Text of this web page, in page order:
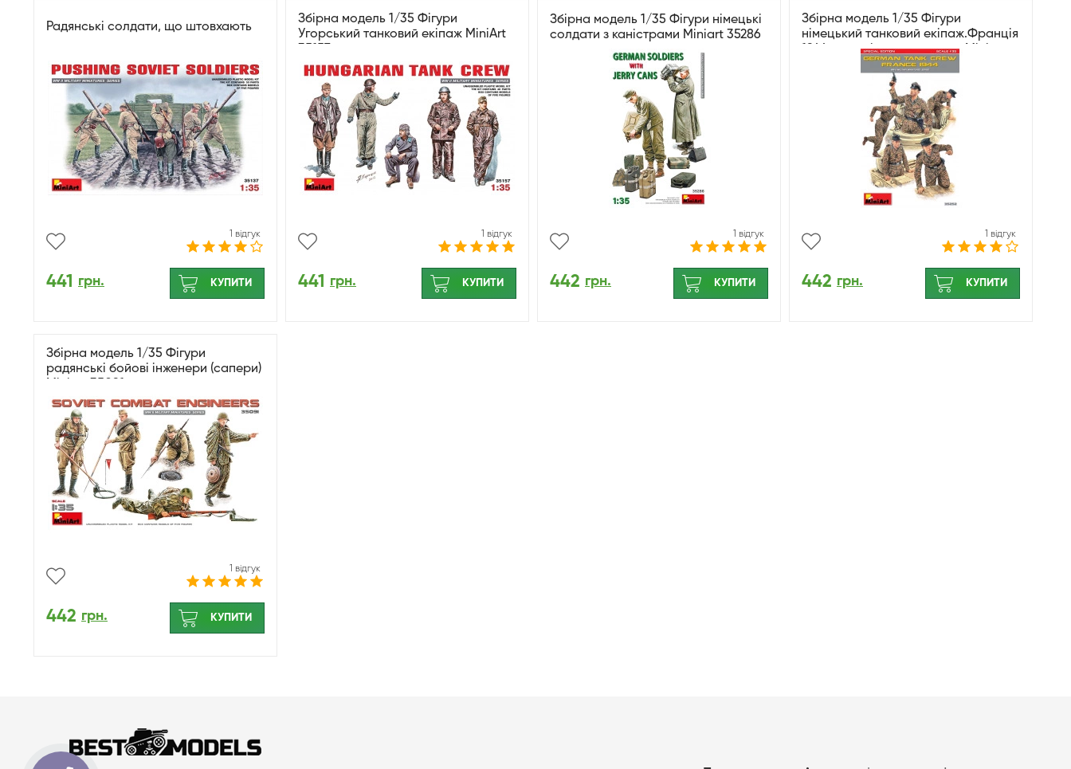
Радянські солдати, що штовхають
1 відгук
441 грн. КУПИТИ
Збірна модель 1/35 Фігури
Угорський танковий екіпаж MiniArt
1 відгук
441 грн. КУПИТИ
Збірна модель 1/35 Фігури німецькі
солдати з каністрами Miniart 35286
1 відгук
442 грн. КУПИТИ
Збірна модель 1/35 Фігури
німецький танковий екіпаж.Франція
1944р. спеціальне видання Miniart
1 відгук
442 грн. КУПИТИ
Збірна модель 1/35 Фігури
радянські бойові інженери (сапери)
1 відгук
442 грн. КУПИТИ